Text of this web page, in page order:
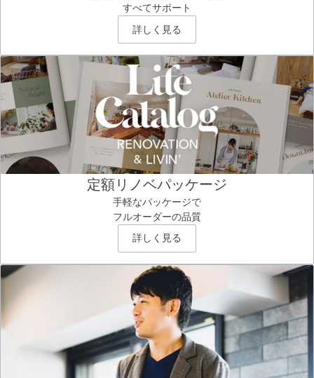
すべてサポート
詳しく見る
定額リノベパッケージ
手軽なパッケージで
フルオーダーの品質
詳しく見る